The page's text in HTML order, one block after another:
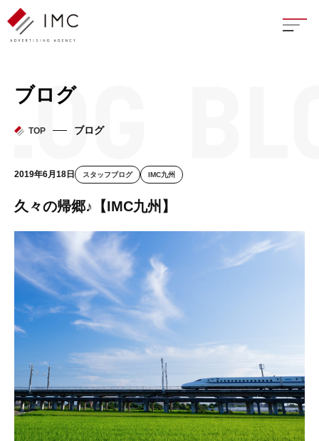
座談
ブログ
TOP ブログ
2019年6月18日 スタッフブログ IMC九州
久々の帰郷♪【IMC九州】